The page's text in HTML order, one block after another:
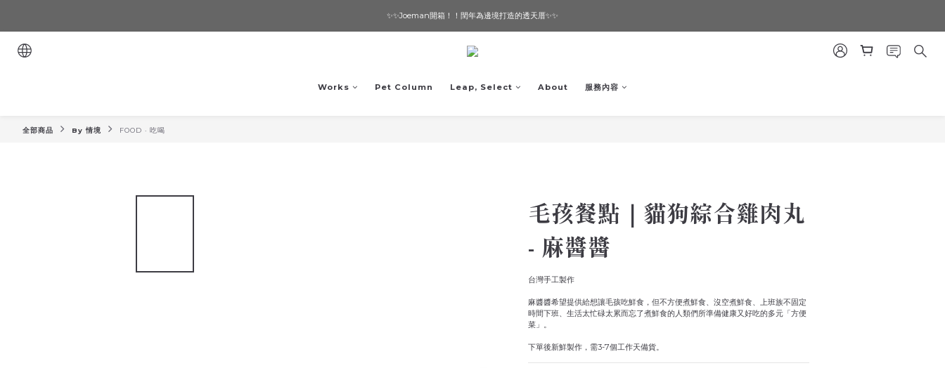
想要一個寵物友善的美宅嗎？ 🔶 即刻諮詢 🔶
✨✨Joeman開箱！！閏年為邊境打造的透天厝✨✨
想要一個寵物友善的美宅嗎？ 🔶 即刻諮詢 🔶
Works Pet Column Leap, Select About 服務內容
全部商品 By 情境 FOOD · 吃喝
毛孩餐點｜貓狗綜合雞肉丸
- 麻醬醬
台灣手工製作
麻醬醬希望提供給想讓毛孩吃鮮食，但不方便煮鮮食、沒空煮鮮食、上班族不固定
時間下班、生活太忙碌太累而忘了煮鮮食的人類們所準備健康又好吃的多元「方便
菜」。
下單後新鮮製作，需3-7個工作天備貨。